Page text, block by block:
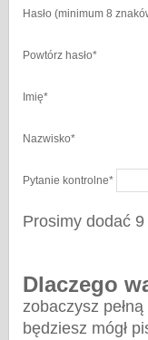
Hasło (minimum 8
Powtórz hasło*
Imię*
Nazwisko*
Pytanie kontrolne*
Prosimy dodać 9
Dlaczego
zobaczysz
będziesz mógł